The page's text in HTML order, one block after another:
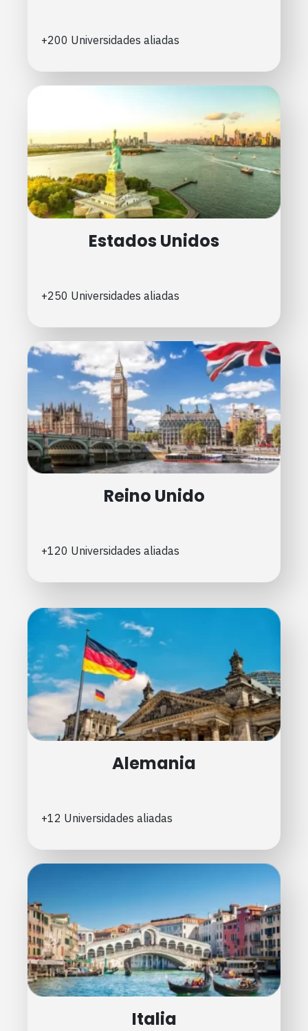
+200 Universidades aliadas
Estados Unidos
+250 Universidades aliadas
Reino Unido
+120 Universidades aliadas
Alemania
+12 Universidades aliadas
Italia